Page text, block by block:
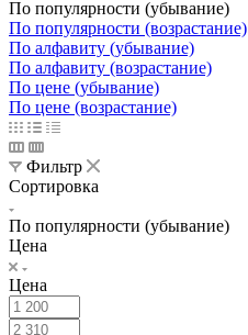
По популярности (убывание)
По популярности (возрастание)
По алфавиту (убывание)
По алфавиту (возрастание)
По цене (убывание)
По цене (возрастание)
Фильтр
Сортировка
По популярности (убывание)
Цена
Цена